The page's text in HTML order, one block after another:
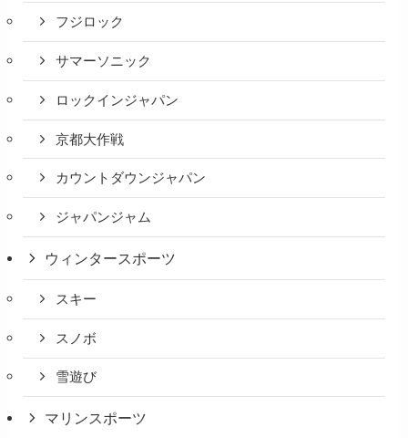
フジロック
サマーソニック
ロックインジャパン
京都大作戦
カウントダウンジャパン
ジャパンジャム
ウィンタースポーツ
スキー
スノボ
雪遊び
マリンスポーツ